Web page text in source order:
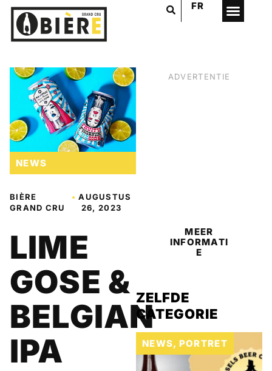
FR
NEWS
BIÈRE
GRAND CRU
•AUGUSTUS
26, 2023
LIME
GOSE &
BELGIAN
IPA
ADVERTENTIE
MEER
INFORMATI
E
ZELFDE
CATEGORIE
NEWS, PORTRET